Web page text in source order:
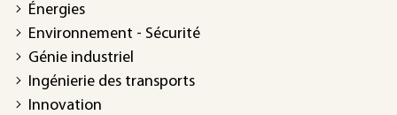
Énergies
Environnement - Sécurité
Génie industriel
Ingénierie des transports
Innovation